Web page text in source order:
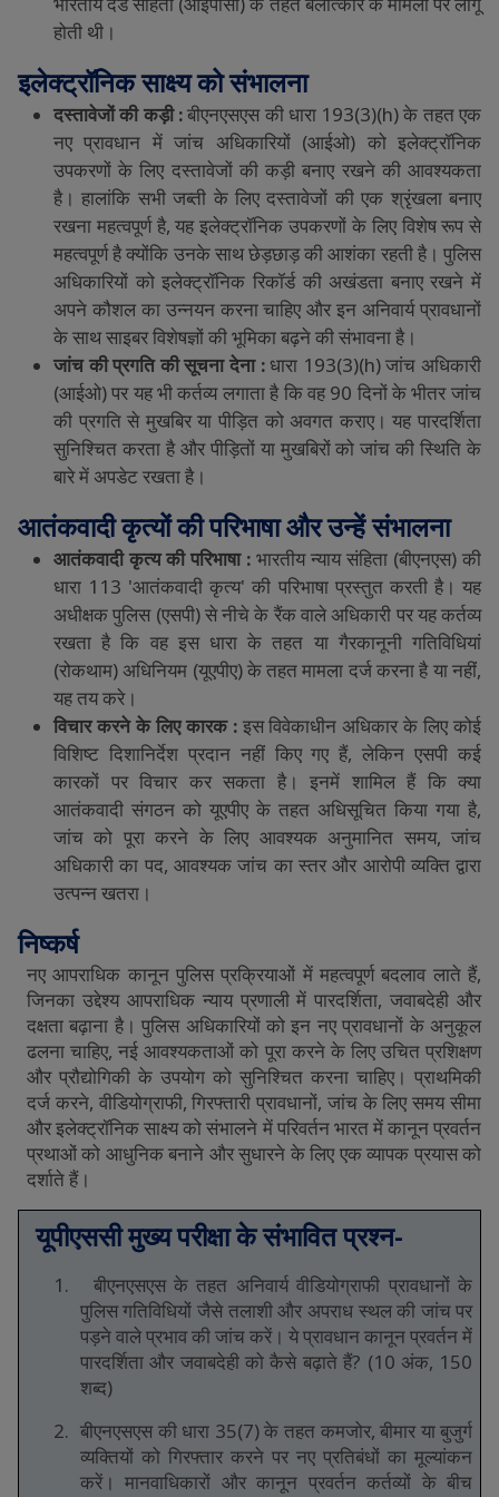
होती थी।
इलेक्ट्रॉनिकसाक्ष्यकोसंभालना
दस्तावेजोंकी कड़ी:बीएनएसएस की धारा193(3)(h)के तहतएक
नए प्रावधान में जांच अधिकारियों(आईओ) को इलेक्ट्रॉनिक
उपकरणों के लिए दस्तावेजों की कड़ी बनाए रखने की आवश्यकता
है। हालांकि सभी जब्ती के लिए दस्तावेजों की एक श्रृंखला बनाए
रखना महत्वपूर्ण है,यह इलेक्ट्रॉनिक उपकरणों के लिए विशेष रूप से
महत्वपूर्णहैक्योंकि उनकेसाथछेड़छाड़कीआशंका रहतीहै। पुलिस
अधिकारियों को इलेक्ट्रॉनिक रिकॉर्ड की अखंडता बनाए रखने में
अपने कौशल का उन्नयन करना चाहिए और इन अनिवार्य प्रावधानों
केसाथसाइबरविशेषज्ञोंकीभूमिकाबढ़नेकीसंभावनाहै।
जांच की प्रगति की सूचना देना: धारा 193(3)(h)जांच अधिकारी
(आईओ)पर यहभीकर्तव्यलगाताहै किवह90 दिनोंकेभीतर जांच
की प्रगति से मुखबिर या पीड़ित को अवगत कराए। यह पारदर्शिता
सुनिश्चित करता है और पीड़ितों या मुखबिरों को जांच की स्थिति के
बारेमेंअपडेटरखताहै।
आतंकवादीकृत्योंकीपरिभाषाऔरउन्हेंसंभालना
आतंकवादी कृत्य की परिभाषा: भारतीय न्याय संहिता (बीएनएस) की
धारा 113 'आतंकवादी कृत्य'की परिभाषा प्रस्तुत करती है। यह
अधीक्षकपुलिस(एसपी)सेनीचेके रैंकवालेअधिकारी परयहकर्तव्य
रखता है कि वह इस धारा के तहत या गैरकानूनी गतिविधियां
(रोकथाम)अधिनियम (यूएपीए)केतहतमामला दर्जकरनाहै यानहीं,
यहतयकरे।
विचार करने के लिए कारक: इस विवेकाधीन अधिकार के लिए कोई
विशिष्ट दिशानिर्देश प्रदान नहीं किए गए हैं,लेकिन एसपी कई
कारकों पर विचार कर सकता है। इनमें शामिल हैं कि क्या
आतंकवादी संगठन को यूएपीए के तहत अधिसूचित किया गया है,
जांच को पूरा करने के लिए आवश्यक अनुमानित समय,जांच
अधिकारी का पद, आवश्यक जांच का स्तर और आरोपी व्यक्ति द्वारा
उत्पन्नखतरा।
निष्कर्ष
नए आपराधिक कानून पुलिस प्रक्रियाओं में महत्वपूर्ण बदलाव लाते हैं,
जिनका उद्देश्य आपराधिक न्याय प्रणाली में पारदर्शिता,जवाबदेही और
दक्षता बढ़ाना है। पुलिस अधिकारियों को इन नए प्रावधानों के अनुकूल
ढलना चाहिए,नई आवश्यकताओं को पूरा करने के लिए उचित प्रशिक्षण
और प्रौद्योगिकी के उपयोग को सुनिश्चित करना चाहिए। प्राथमिकी
दर्ज करने, वीडियोग्राफी,गिरफ्तारी प्रावधानों, जांच के लिए समय सीमा
औरइलेक्ट्रॉनिकसाक्ष्यकोसंभालने मेंपरिवर्तनभारतमेंकानूनप्रवर्तन
प्रथाओंको आधुनिकबनाने औरसुधारने केलिए एकव्यापक प्रयासको
दर्शातेहैं।
यूपीएससीमुख्यपरीक्षाकेसंभावितप्रश्न-
1. बीएनएसएस के तहत अनिवार्य वीडियोग्राफी प्रावधानों के
पुलिस गतिविधियों जैसे तलाशी और अपराध स्थल की जांच पर
पड़नेवालेप्रभावकीजांचकरें। येप्रावधानकानूनप्रवर्तनमें
पारदर्शिता और जवाबदेही को कैसे बढ़ाते हैं? (10 अंक, 150
शब्द)
2. बीएनएसएस की धारा 35(7)के तहत कमजोर,बीमार याबुजुर्ग
व्यक्तियों को गिरफ्तार करने पर नए प्रतिबंधों का मूल्यांकन
करें। मानवाधिकारों और कानून प्रवर्तन कर्तव्यों के बीच